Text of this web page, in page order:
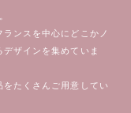
ンスを中心にどこかノ
ザインを集めていま
たくさんご用意してい